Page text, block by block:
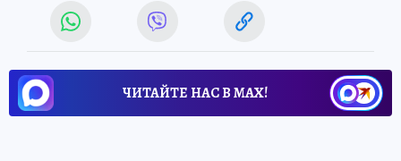
ЧИТАЙТЕ НАС В МАХ!